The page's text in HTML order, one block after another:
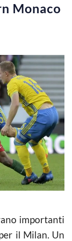
Monaco
importanti
il Milan. Un